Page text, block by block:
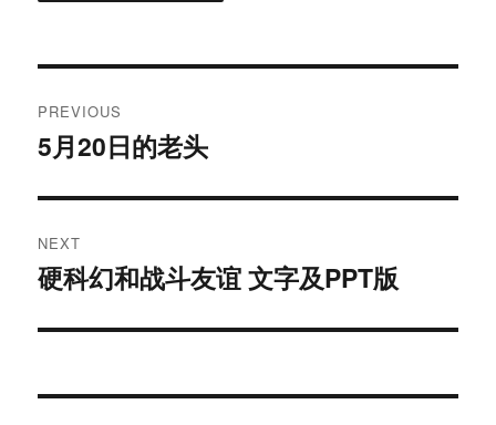
navigation
PREVIOUS
Previous
5月20日的老头
NEXT
Next
硬科幻和战斗友谊 文字及PPT版